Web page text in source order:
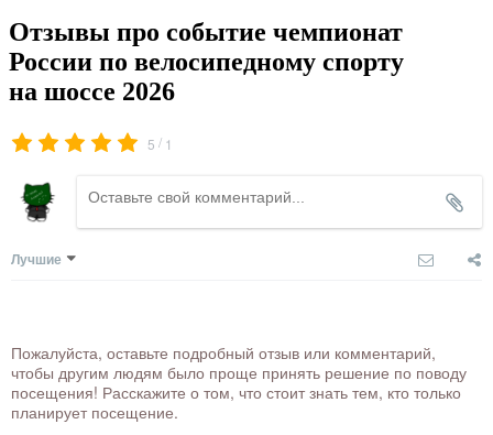
Отзывы про событие чемпионат
России по велосипедному спорту
на шоссе 2026
5 / 1
Лучшие
Пожалуйста, оставьте подробный отзыв или комментарий,
чтобы другим людям было проще принять решение по поводу
посещения! Расскажите о том, что стоит знать тем, кто только
планирует посещение.